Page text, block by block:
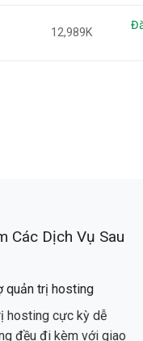
12,989K
Các Dịch Vụ Sau
quản trị hosting
hosting cực kỳ dễ
đều đi kèm với giao